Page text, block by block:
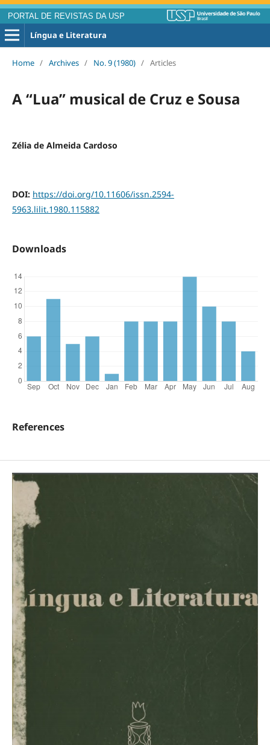
PORTAL DE REVISTAS DA USP
Língua e Literatura
Home / Archives / No. 9 (1980) / Articles
A “Lua” musical de Cruz e Sousa
Zélia de Almeida Cardoso
DOI: https://doi.org/10.11606/issn.2594-
5963.lilit.1980.115882
Downloads
References